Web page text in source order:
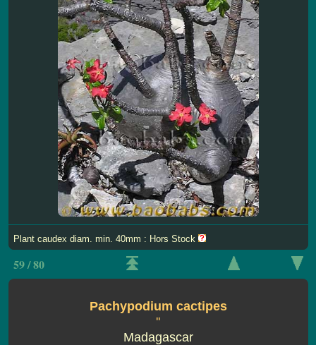
Plant caudex diam. min. 40mm : Hors Stock
59 / 80
Pachypodium cactipes
''
Madagascar